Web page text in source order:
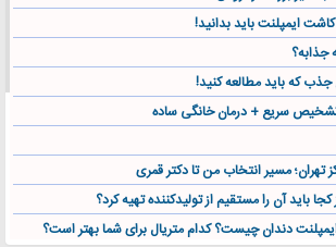
که باید مطالعه کنید!
سریع + درمان خانگی ساده
تهران؛ مسیر انتخاب من تا دکتر قمری
باید آن را مستقیم از تولیدکننده تهیه کرد؟
دندان چیست؟ کدام متریال برای شما بهتر است؟